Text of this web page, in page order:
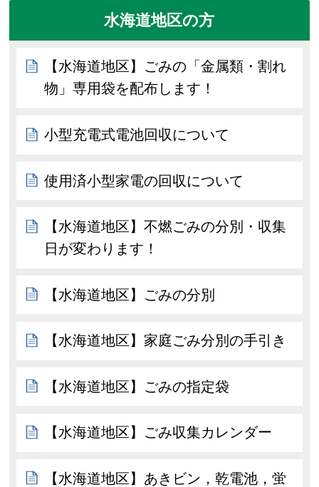
水海道地区の方
【水海道地区】ごみの「金属類・割れ
物」専用袋を配布します！
小型充電式電池回収について
使用済小型家電の回収について
【水海道地区】不燃ごみの分別・収集
日が変わります！
【水海道地区】ごみの分別
【水海道地区】家庭ごみ分別の手引き
【水海道地区】ごみの指定袋
【水海道地区】ごみ収集カレンダー
【水海道地区】あきビン，乾電池，蛍